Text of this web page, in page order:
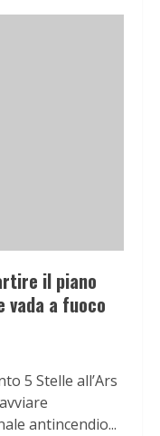
il piano
vada a fuoco
5 Stelle all’Ars
antincendio...